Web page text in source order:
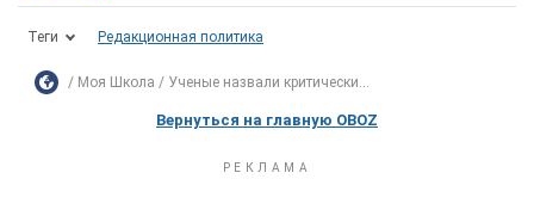
Теги Редакционная политика
Моя Школа Ученые назвали критически...
Вернуться на главную OBOZ